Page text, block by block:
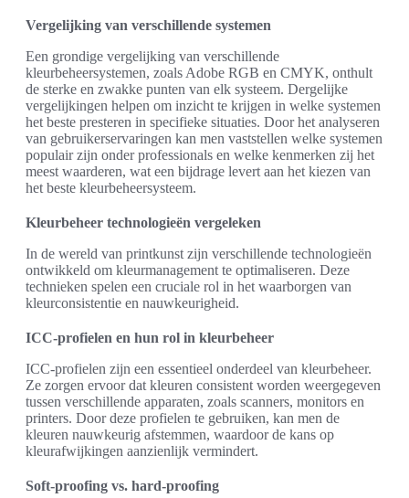
Vergelijking van verschillende systemen
Een grondige vergelijking van verschillende
kleurbeheersystemen, zoals Adobe RGB en CMYK, onthult
de sterke en zwakke punten van elk systeem. Dergelijke
vergelijkingen helpen om inzicht te krijgen in welke systemen
het beste presteren in specifieke situaties. Door het analyseren
van gebruikerservaringen kan men vaststellen welke systemen
populair zijn onder professionals en welke kenmerken zij het
meest waarderen, wat een bijdrage levert aan het kiezen van
het beste kleurbeheersysteem.
Kleurbeheer technologieën vergeleken
In de wereld van printkunst zijn verschillende technologieën
ontwikkeld om kleurmanagement te optimaliseren. Deze
technieken spelen een cruciale rol in het waarborgen van
kleurconsistentie en nauwkeurigheid.
ICC-profielen en hun rol in kleurbeheer
ICC-profielen zijn een essentieel onderdeel van kleurbeheer.
Ze zorgen ervoor dat kleuren consistent worden weergegeven
tussen verschillende apparaten, zoals scanners, monitors en
printers. Door deze profielen te gebruiken, kan men de
kleuren nauwkeurig afstemmen, waardoor de kans op
kleurafwijkingen aanzienlijk vermindert.
Soft-proofing vs. hard-proofing